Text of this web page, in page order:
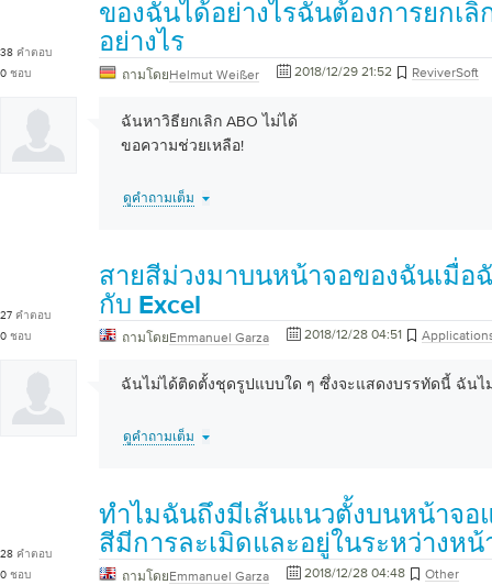
38 คำตอบ
0 ชอบ
ของฉันได้อย่างไรฉันต้องการยกเลิ
อย่างไร
ถามโดยHelmut Weißer 2018/12/29 21:52 ReviverSoft
ฉันหาวิธียกเลิก ABO ไม่ได้
ขอความช่วยเหลือ!
ดูคำถามเต็ม
27 คำตอบ
0 ชอบ
สายสีม่วงมาบนหน้าจอของฉันเมื่อ
กับ Excel
ถามโดยEmmanuel Garza 2018/12/28 04:51
ฉันไม่ได้ติดตั้งชุดรูปแบบใด ๆ ซึ่งจะแสดงบรรทัดนี้ ฉันไ
ดูคำถามเต็ม
28 คำตอบ
0 ชอบ
ทำไมฉันถึงมีเส้นแนวตั้งบนหน้าจ
สีมีการละเมิดและอยู่ในระหว่างหน้
ถามโดยEmmanuel Garza 2018/12/28 04:48 Other